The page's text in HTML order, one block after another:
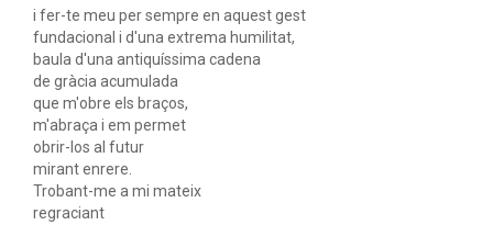
i fer-te meu per sempre en aquest gest
fundacional i d'una extrema humilitat,
baula d'una antiquíssima cadena
de gràcia acumulada
que m'obre els braços,
m'abraça i em permet
obrir-los al futur
mirant enrere.
Trobant-me a mi mateix
regraciant